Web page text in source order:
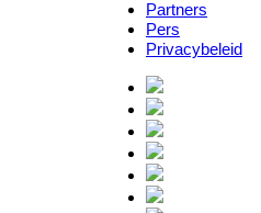
Partners
Pers
Privacybeleid